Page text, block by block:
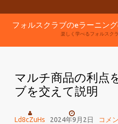
フォルスクラブのeラーニン
楽しく学べるフォルスク
マルチ商品の利点
ブを交えて説明
Ld8cZuHs 2024年9月2日 コメ